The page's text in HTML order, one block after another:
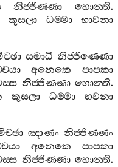
නිජ‍්ජිණ‍්ණා හොන‍්ති.
කුසලා ධම‍්මා
භාවනා
සමාධි නිජ‍්ජිණ‍්ණො
අනෙකෙ
පාපකා
නිජ‍්ජිණ‍්ණා හොන‍්ති.
කුසලා ධම‍්මා
භවනා
ඤාණං නිජ‍්ජිණ‍්ණං
අනෙකෙ
පාපකා
නිජ‍්ජිණ‍්ණා හොන‍්ති.